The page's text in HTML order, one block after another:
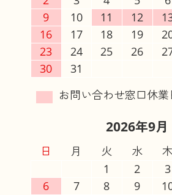
9
10 11 12
16
17 18 19
23
24 25 26
30
31
2026年9月
日 月 火 水 木
1
2 3
6
7 8 9